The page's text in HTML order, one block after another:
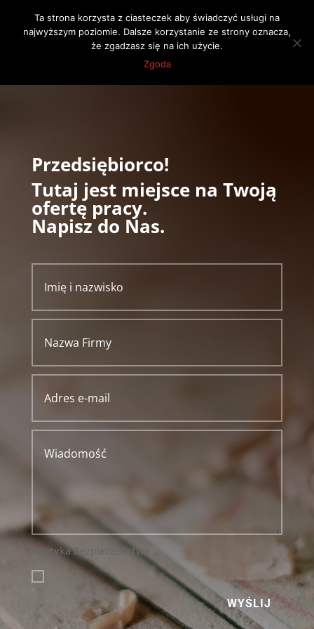
biuro@rodak-sroda.pl
Przedsiębiorco!
Tutaj jest miejsce na Twoją
ofertę pracy.
Napisz do Nas.
Polityka Bezpieczeństwa
WYŚLIJ
Ta strona korzysta z ciasteczek aby świadczyć usługi na
najwyższym poziomie. Dalsze korzystanie ze strony oznacza,
że zgadzasz się na ich użycie.
Zgoda